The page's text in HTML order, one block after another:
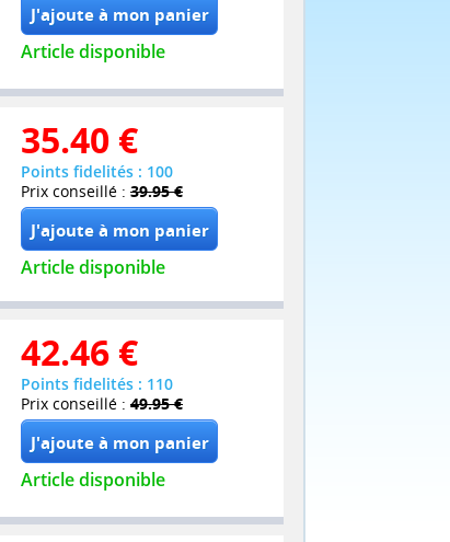
Article disponible
35.40 €
Points fidelités : 100
Prix conseillé : 39.95 €
Article disponible
42.46 €
Points fidelités : 110
Prix conseillé : 49.95 €
Article disponible